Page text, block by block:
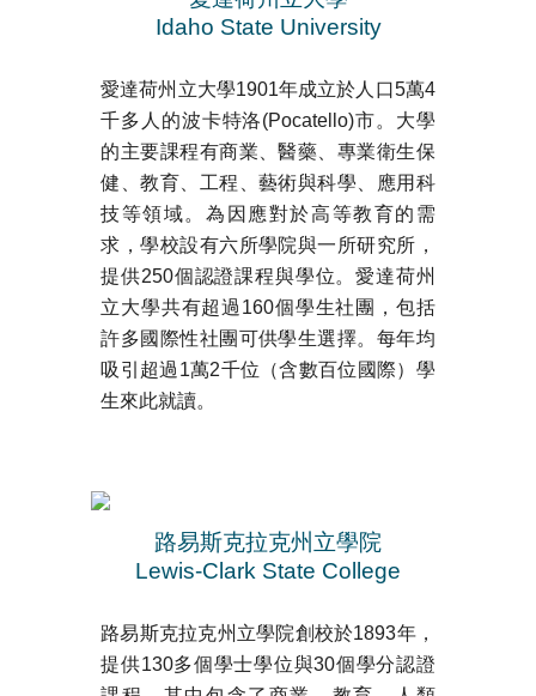
Idaho State University
愛達荷州立大學1901年成立於人口5萬4
千多人的波卡特洛(Pocatello)市。大學
的主要課程有商業、醫藥、專業衛生保
健、教育、工程、藝術與科學、應用科
技等領域。為因應對於高等教育的需
求，學校設有六所學院與一所研究所，
提供250個認證課程與學位。愛達荷州
立大學共有超過160個學生社團，包括
許多國際性社團可供學生選擇。每年均
吸引超過1萬2千位（含數百位國際）學
生來此就讀。
路易斯克拉克州立學院
Lewis-Clark State College
路易斯克拉克州立學院創校於1893年，
提供130多個學士學位與30個學分認證